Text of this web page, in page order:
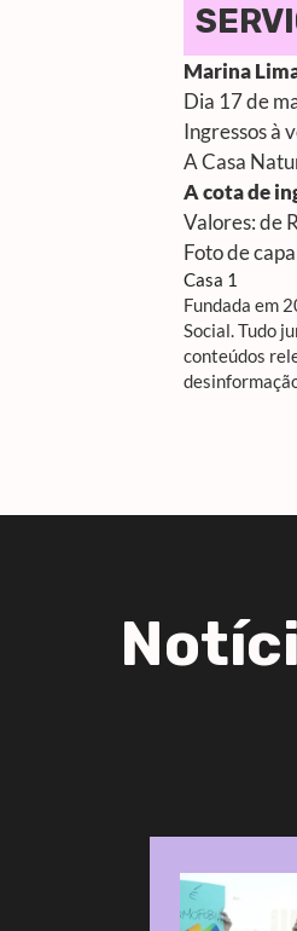
Marina
Dia 17 de
Ingressos à
A Casa
A cota de
Valores: de
Foto de
Casa 1
Fundada em
Social. Tudo
conteúdos